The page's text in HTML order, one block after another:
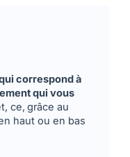
correspond à
qui vous
ce, grâce au
haut ou en bas